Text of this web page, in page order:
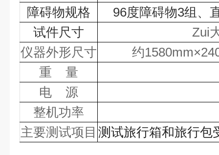
障碍物规格
96度障碍物3组、
试件尺寸
Zui
仪器外形尺寸
约1580mm
重
量
电
源
整机功率
主要测试项目 测试旅行箱和旅行包